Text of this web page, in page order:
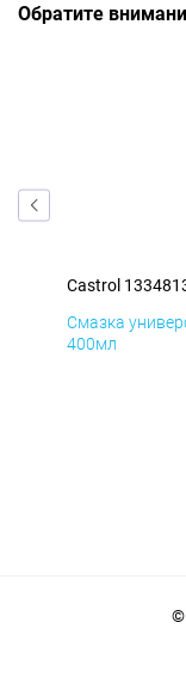
Обратите
Castrol
Смазка
400мл
©